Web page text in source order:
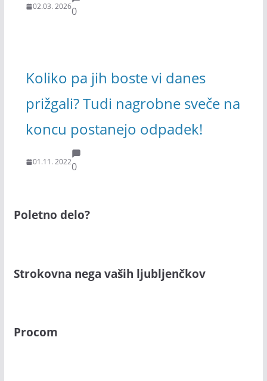
02.03. 20260
Koliko pa jih boste vi danes
prižgali? Tudi nagrobne sveče na
koncu postanejo odpadek!
01.11. 20220
Poletno delo?
Strokovna nega vaših ljubljenčkov
Procom